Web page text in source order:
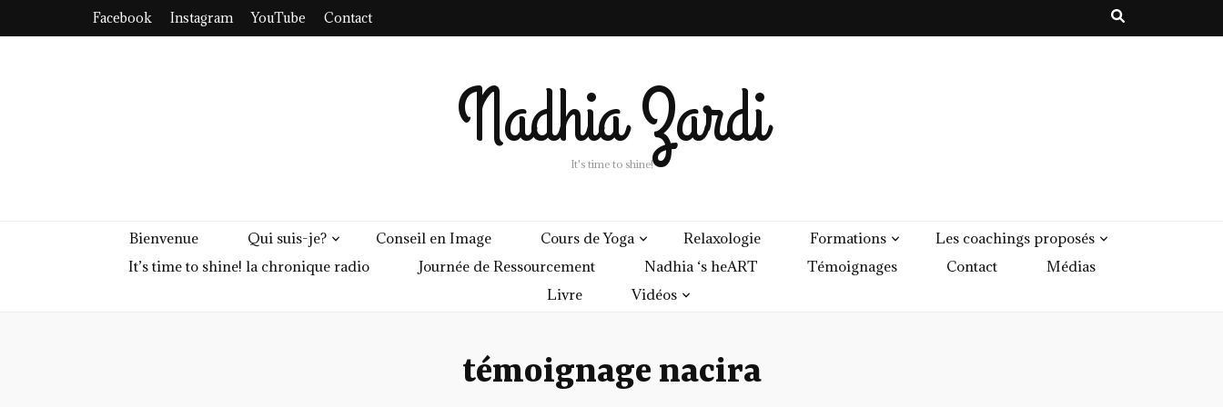
Facebook Instagram YouTube Contact
Nadhia Zardi
It's time to shine!
Bienvenue Qui suis-je? Conseil en Image Cours de Yoga Relaxologie Formations
Les coachings proposés
It’s time to shine! la chronique radio
Journée de Ressourcement Nadhia ‘s heART Témoignages Contact
Médias
Livre
Vidéos
témoignage nacira